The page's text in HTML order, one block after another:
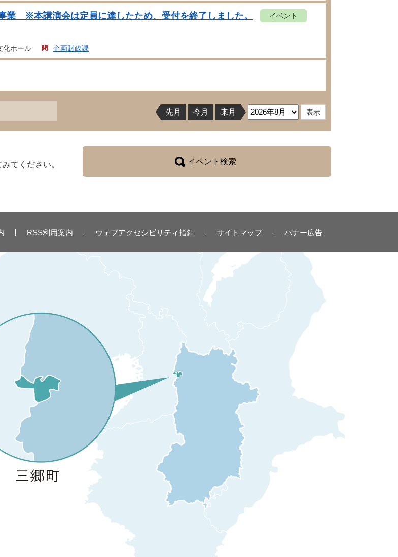
※本講演会は定員に達したため、受付を終了しました。 イベント
ホール 企画財政課
先月 今月 来月
てください。
イベント検索
RSS利用案内 ウェブアクセシビリティ指針 サイトマップ バナー広告